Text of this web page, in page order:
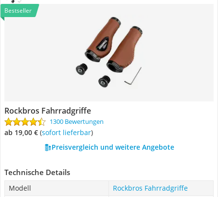
Bestseller
Rockbros Fahrradgriffe
1300 Bewertungen
ab 19,00 € ( Sofort lieferbar)
Preisvergleich und weitere Angebote
Technische Details
Modell Rockbros Fahrradgriffe